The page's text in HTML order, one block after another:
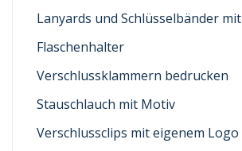
Lanyards und Schlüsselbänder mit
Flaschenhalter
Verschlussklammern bedrucken
Stauschlauch mit Motiv
Verschlussclips mit eigenem Logo